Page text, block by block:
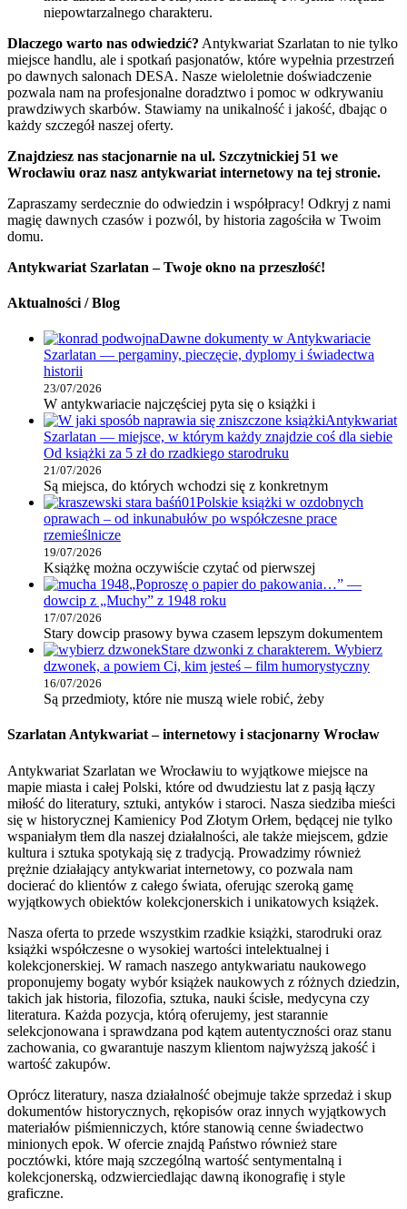
niepowtarzalnego charakteru.
Dlaczego warto nas odwiedzić? Antykwariat Szarlatan to nie tylko
miejsce handlu, ale i spotkań pasjonatów, które wypełnia przestrzeń
po dawnych salonach DESA. Nasze wieloletnie doświadczenie
pozwala nam na profesjonalne doradztwo i pomoc w odkrywaniu
prawdziwych skarbów. Stawiamy na unikalność i jakość, dbając o
każdy szczegół naszej oferty.
Znajdziesz nas stacjonarnie na ul. Szczytnickiej 51 we
Wrocławiu oraz nasz antykwariat internetowy na tej stronie.
Zapraszamy serdecznie do odwiedzin i współpracy! Odkryj z nami
magię dawnych czasów i pozwól, by historia zagościła w Twoim
domu.
Antykwariat Szarlatan – Twoje okno na przeszłość!
Aktualności / Blog
Dawne dokumenty w Antykwariacie
Szarlatan — pergaminy, pieczęcie, dyplomy i świadectwa
historii
23/07/2026
W antykwariacie najczęściej pyta się o książki i
Antykwariat
Szarlatan — miejsce, w którym każdy znajdzie coś dla siebie
Od książki za 5 zł do rzadkiego starodruku
21/07/2026
Są miejsca, do których wchodzi się z konkretnym
Polskie książki w ozdobnych
oprawach – od inkunabułów po współczesne prace
rzemieślnicze
19/07/2026
Książkę można oczywiście czytać od pierwszej
„Poproszę o papier do pakowania…” —
dowcip z „Muchy” z 1948 roku
17/07/2026
Stary dowcip prasowy bywa czasem lepszym dokumentem
Stare dzwonki z charakterem. Wybierz
dzwonek, a powiem Ci, kim jesteś – film humorystyczny
16/07/2026
Są przedmioty, które nie muszą wiele robić, żeby
Szarlatan Antykwariat – internetowy i stacjonarny Wrocław
Antykwariat Szarlatan we Wrocławiu to wyjątkowe miejsce na
mapie miasta i całej Polski, które od dwudziestu lat z pasją łączy
miłość do literatury, sztuki, antyków i staroci. Nasza siedziba mieści
się w historycznej Kamienicy Pod Złotym Orłem, będącej nie tylko
wspaniałym tłem dla naszej działalności, ale także miejscem, gdzie
kultura i sztuka spotykają się z tradycją. Prowadzimy również
prężnie działający antykwariat internetowy, co pozwala nam
docierać do klientów z całego świata, oferując szeroką gamę
wyjątkowych obiektów kolekcjonerskich i unikatowych książek.
Nasza oferta to przede wszystkim rzadkie książki, starodruki oraz
książki współczesne o wysokiej wartości intelektualnej i
kolekcjonerskiej. W ramach naszego antykwariatu naukowego
proponujemy bogaty wybór książek naukowych z różnych dziedzin,
takich jak historia, filozofia, sztuka, nauki ścisłe, medycyna czy
literatura. Każda pozycja, którą oferujemy, jest starannie
selekcjonowana i sprawdzana pod kątem autentyczności oraz stanu
zachowania, co gwarantuje naszym klientom najwyższą jakość i
wartość zakupów.
Oprócz literatury, nasza działalność obejmuje także sprzedaż i skup
dokumentów historycznych, rękopisów oraz innych wyjątkowych
materiałów piśmienniczych, które stanowią cenne świadectwo
minionych epok. W ofercie znajdą Państwo również stare
pocztówki, które mają szczególną wartość sentymentalną i
kolekcjonerską, odzwierciedlając dawną ikonografię i style
graficzne.